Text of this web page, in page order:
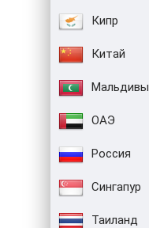
Кипр
Китай
Мальдивы
ОАЭ
Россия
Сингапур
Таиланд